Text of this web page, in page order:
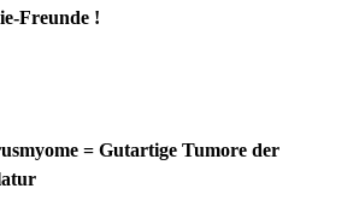
Freunde !
= Gutartige Tumore der